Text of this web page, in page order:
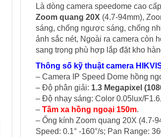
Là dòng camera speedome cao
Zoom quang 20X (4.7-94mm),
sáng, chống ngược sáng, chống
ảnh sắc nét, Ngoài ra camera còn
sang trọng phù hợp lắp đặt kho
Thông số kỹ thuật camera
– Camera IP Speed Dome hồng
– Độ phân giải: 1.3 Megapixel
– Độ nhạy sáng: Color 0.05lux/
– Tầm xa hồng ngoại 150m.
– Ống kính Zoom quang 20X (4.7-
Speed: 0.1° -160°/s; Pan Range: